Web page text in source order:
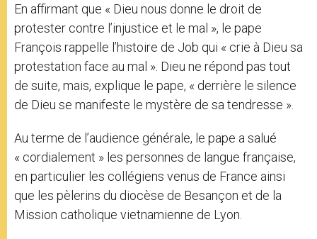
En affirmant que « Dieu nous donne le droit de
protester contre l’injustice et le mal », le pape
François rappelle l’histoire de Job qui « crie à Dieu sa
protestation face au mal ». Dieu ne répond pas tout
de suite, mais, explique le pape, « derrière le silence
de Dieu se manifeste le mystère de sa tendresse ».
Au terme de l’audience générale, le pape a salué
« cordialement » les personnes de langue française,
en particulier les collégiens venus de France ainsi
que les pèlerins du diocèse de Besançon et de la
Mission catholique vietnamienne de Lyon.